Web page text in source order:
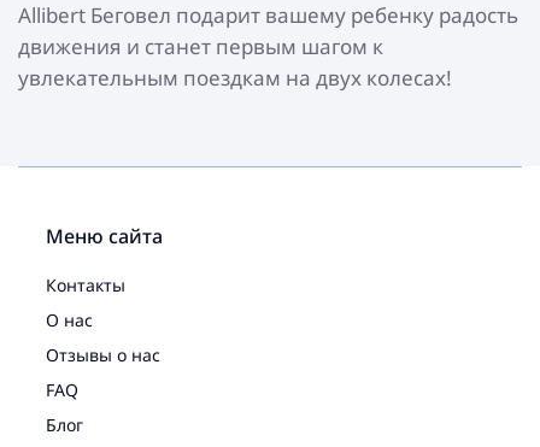
Allibert Беговел подарит вашему ребенку радость
движения и станет первым шагом к
увлекательным поездкам на двух колесах!
Меню сайта
Контакты
О нас
Отзывы о нас
FAQ
Блог